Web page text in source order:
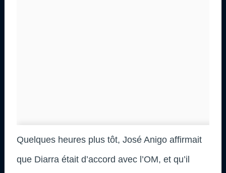
Quelques heures plus tôt, José Anigo affirmait
que Diarra était d’accord avec l’OM, et qu’il